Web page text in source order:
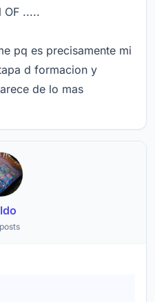
OF .....
pq es precisamente mi
d formacion y
de lo mas